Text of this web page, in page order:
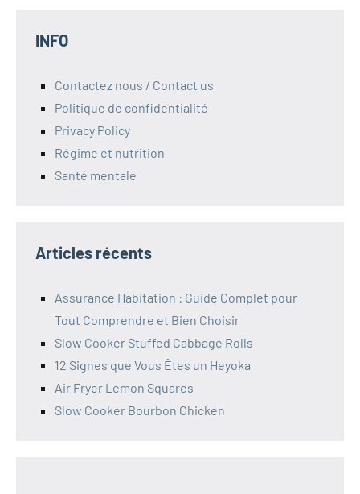
INFO
Contactez nous / Contact us
Politique de confidentialité
Privacy Policy
Régime et nutrition
Santé mentale
Articles récents
Assurance Habitation : Guide Complet pour
Tout Comprendre et Bien Choisir
Slow Cooker Stuffed Cabbage Rolls
12 Signes que Vous Êtes un Heyoka
Air Fryer Lemon Squares
Slow Cooker Bourbon Chicken